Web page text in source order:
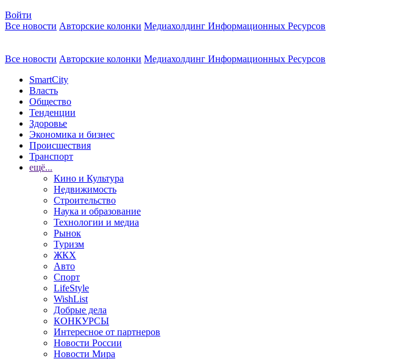
Войти
Все новости Авторские колонки Медиахолдинг Информационных Ресурсов
Все новости Авторские колонки Медиахолдинг Информационных Ресурсов
SmartCity
Власть
Общество
Тенденции
Здоровье
Экономика и бизнес
Происшествия
Транспорт
ещё...
Кино и Культура
Недвижимость
Строительство
Наука и образование
Технологии и медиа
Рынок
Туризм
ЖКХ
Авто
Спорт
LifeStyle
WishList
Добрые дела
КОНКУРСЫ
Интересное от партнеров
Новости России
Новости Мира